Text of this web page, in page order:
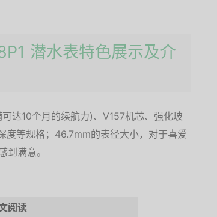
潜水表特色展示及介
达10个月的续航力)、V157机芯、强化玻
等规格；46.7mm的表径大小，对于喜爱
到满意。
阅读